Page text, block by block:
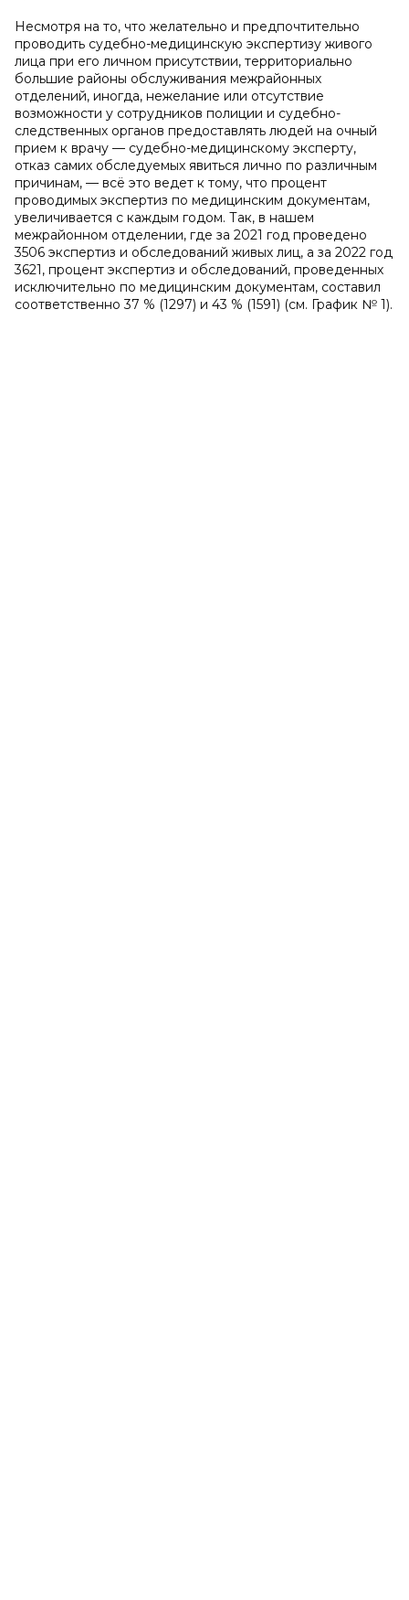
Несмотря на то, что желательно и предпочтительно
проводить судебно-медицинскую экспертизу живого
лица при его личном присутствии, территориально
большие районы обслуживания межрайонных
отделений, иногда, нежелание или отсутствие
возможности у сотрудников полиции и судебно-
следственных органов предоставлять людей на очный
прием к врачу — судебно-медицинскому эксперту,
отказ самих обследуемых явиться лично по различным
причинам, — всё это ведет к тому, что процент
проводимых экспертиз по медицинским документам,
увеличивается с каждым годом. Так, в нашем
межрайонном отделении, где за 2021 год проведено
3506 экспертиз и обследований живых лиц, а за 2022 год
3621, процент экспертиз и обследований, проведенных
исключительно по медицинским документам, составил
соответственно 37 % (1297) и 43 % (1591) (см. График № 1).